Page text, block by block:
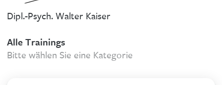
Dipl.-Psych. Walter Kaiser
Alle Trainings
Bitte wählen Sie eine Kategorie